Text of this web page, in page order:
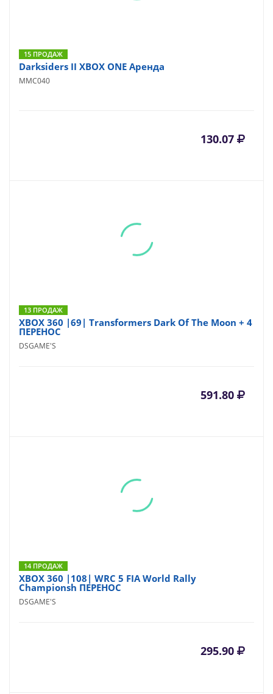
15 ПРОДАЖ
Darksiders II XBOX ONE Аренда
MMC040
130.07
13 ПРОДАЖ
XBOX 360 |69| Transformers Dark Of The Moon + 4
ПЕРЕНОС
DSGAME'S
591.80
14 ПРОДАЖ
XBOX 360 |108| WRC 5 FIA World Rally
Championsh ПЕРЕНОС
DSGAME'S
295.90